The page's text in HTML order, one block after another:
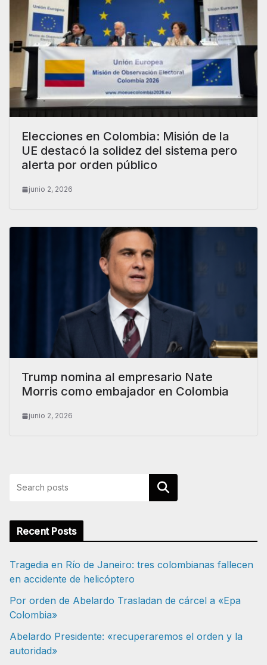
Elecciones en Colombia: Misión de la
UE destacó la solidez del sistema pero
alerta por orden público
junio 2, 2026
Trump nomina al empresario Nate
Morris como embajador en Colombia
junio 2, 2026
Buscar
Recent Posts
Tragedia en Río de Janeiro: tres colombianas fallecen
en accidente de helicóptero
Por orden de Abelardo Trasladan de cárcel a «Epa
Colombia»
Abelardo Presidente: «recuperaremos el orden y la
autoridad»